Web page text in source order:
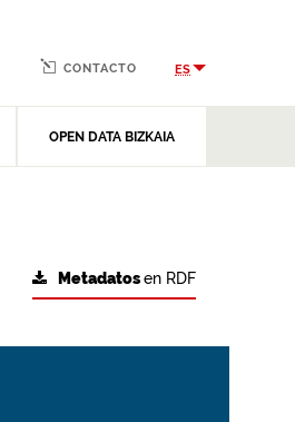
OPEN DATA BIZKAIA
CONTACTO ES
Metadatosen RDF